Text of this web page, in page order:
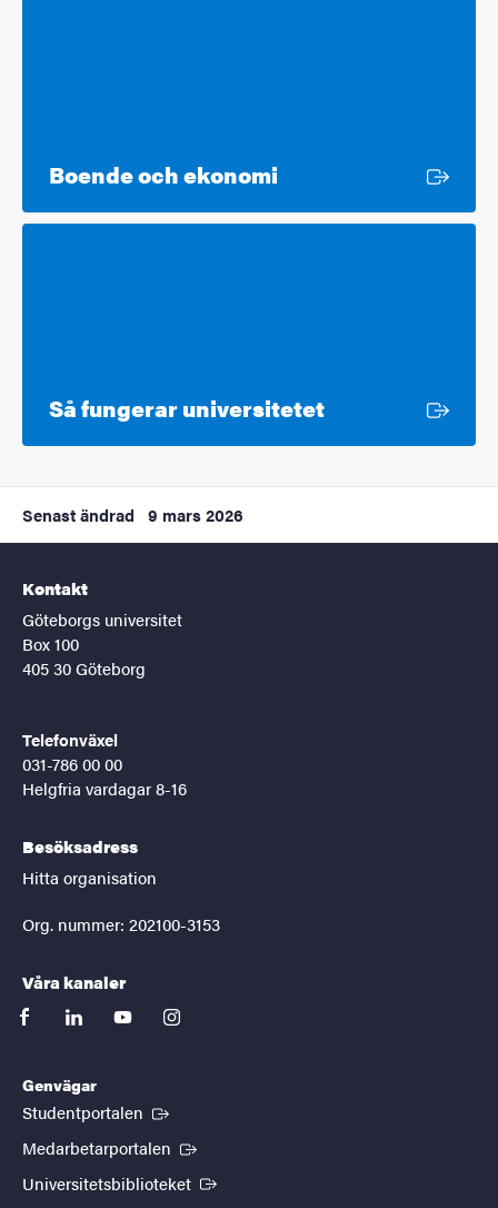
Boende och ekonomi
Så fungerar universitetetExtern länk
Senast ändrad 9 mars 2026
Kontakt
Göteborgs universitet
Box 100
405 30 Göteborg
Telefonväxel
031-786 00 00
Helgfria vardagar 8-16
Besöksadress
Hitta organisation
Org. nummer: 202100-3153
Våra kanaler
facebooklinkedinyoutubeinstagram
Genvägar
Studentportalen (Extern länk)
Medarbetarportalen (Extern länk)
Universitetsbiblioteket (Extern länk)